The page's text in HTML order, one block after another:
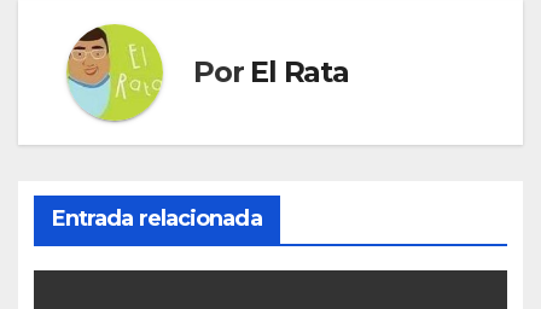
Por El Rata
Entrada relacionada